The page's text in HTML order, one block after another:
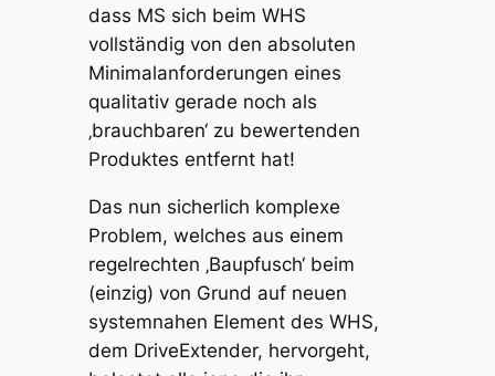
dass MS sich beim WHS
vollständig von den absoluten
Minimalanforderungen eines
qualitativ gerade noch als
‚brauchbaren‘ zu bewertenden
Produktes entfernt hat!
Das nun sicherlich komplexe
Problem, welches aus einem
regelrechten ‚Baupfusch‘ beim
(einzig) von Grund auf neuen
systemnahen Element des WHS,
dem DriveExtender, hervorgeht,